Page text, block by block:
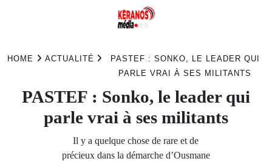
HOME ACTUALITÉ
PASTEF : SONKO, LE LEADER QUI
PARLE VRAI À SES MILITANTS
PASTEF : Sonko, le leader qui
parle vrai à ses militants
Il y a quelque chose de rare et de
précieux dans la démarche d’Ousmane